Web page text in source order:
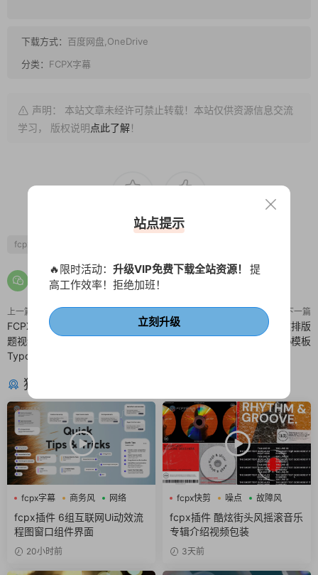
下载方式： 百度网盘,OneDrive
分类： FCPX字幕
声明： 本站文章未经许可禁止转载！本站仅供资源信息交流
学习， 版权说明点此了解！
fcpx字幕
上一篇
FCPX插件 卡点快闪炫酷黑白大标
题视频开场finalcut模板 Modern
Typography Opener
下一篇
fcpx插件 圣诞节卡通图文排版
finalcutpro模板
猜你喜欢
fcpx字幕 商务风 网络
fcpx插件 6组互联网Ui动效流
程图窗口组件界面
20小时前
fcpx快剪 噪点 故障风
fcpx插件 酷炫街头风摇滚音乐
专辑介绍视频包装
3天前
站点提示
🔥限时活动： 升级VIP免费下载全站资源！ 提
高工作效率！拒绝加班！
立刻升级